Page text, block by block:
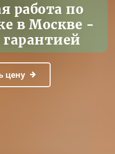
работа по
в Москве -
гарантией
цену